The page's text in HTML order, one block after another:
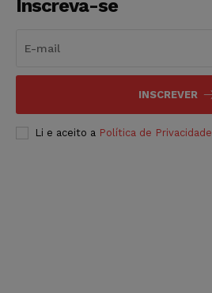
Inscreva-se
INSCREVER
Li e aceito a Política de Privacidade